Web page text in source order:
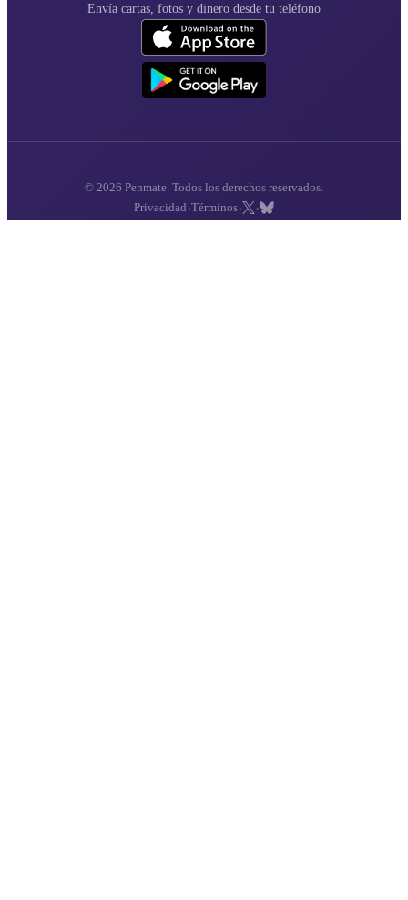
Envía cartas, fotos y dinero desde tu teléfono
© 2026 Penmate. Todos los derechos reservados.
Privacidad ·Términos· ·